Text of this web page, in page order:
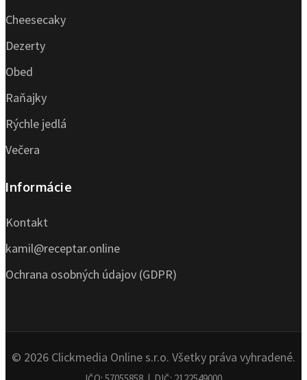
Cheesecaky
Dezerty
Obed
Raňajky
Rýchle jedlá
Večera
Informácie
Kontakt
kamil@receptar.online
Ochrana osobných údajov (GDPR)
© 2026 Clickmedia Online s.r.o. Všetky práva vyhradené.